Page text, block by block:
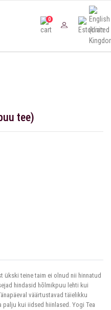
0
tee)
ükski teine taim ei olnud nii hinnatud
hindasid hõlmikpuu lehti kui
väärtustavad täielikku
kui iidsed hiinlased. Yogi Tea